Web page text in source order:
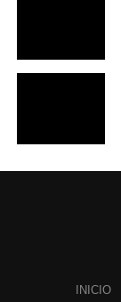
INICIO